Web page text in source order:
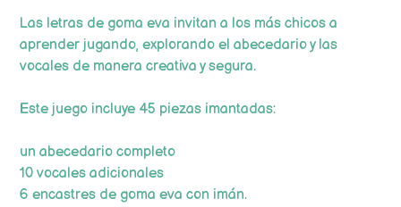
Las letras de goma eva invitan a los más chicos a
aprender jugando, explorando el abecedario y las
vocales de manera creativa y segura.
Este juego incluye 45 piezas imantadas:
un abecedario completo
10 vocales adicionales
6 encastres de goma eva con imán.